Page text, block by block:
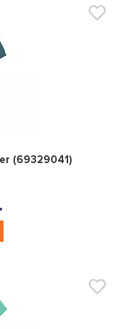
0
(69329041)